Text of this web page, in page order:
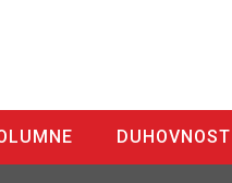
DUHOVNOST